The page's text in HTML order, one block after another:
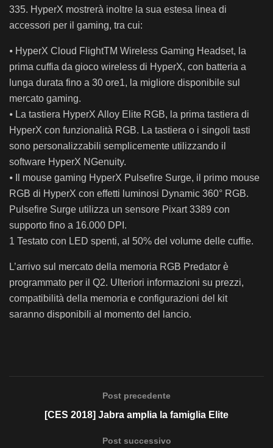
335. HyperX mostrerà inoltre la sua estesa linea di
accessori per il gaming, tra cui:
⦁ HyperX Cloud FlightTM Wireless Gaming Headset, la
prima cuffia da gioco wireless di HyperX, con batteria a
lunga durata fino a 30 ore1, la migliore disponibile sul
mercato gaming.
⦁ La tastiera HyperX Alloy Elite RGB, la prima tastiera di
HyperX con funzionalità RGB. La tastiera o i singoli tasti
sono personalizzabili semplicemente utilizzando il
software HyperX NGenuity.
⦁ Il mouse gaming HyperX Pulsefire Surge, il primo mouse
RGB di HyperX con effetti luminosi Dynamic 360° RGB.
Pulsefire Surge utilizza un sensore Pixart 3389 con
supporto fino a 16.000 DPI.
1 Testato con LED spenti, al 50% del volume delle cuffie.
L’arrivo sul mercato della memoria RGB Predator è
programmato per il Q2. Ulteriori informazioni su prezzi,
compatibilità della memoria e configurazioni del kit
saranno disponibili al momento del lancio.
Post precedente
[CES 2018] Jabra amplia la famiglia Elite
Post successivo